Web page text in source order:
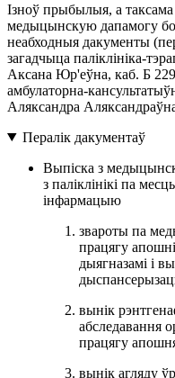
Ізноў прыбылыя, а
медыцынскую дапамогу
неабходныя дакументы
загадчыца паліклініка-
Аксана Юр'еўна, каб. Б
амбулаторна-
Аляксандра
Пералік дакументаў
Выпіска з
з паліклінікі па
інфармацыю
звароты па
працягу
дыягназамі і
вынік
абследавання
працягу
вынік агляду